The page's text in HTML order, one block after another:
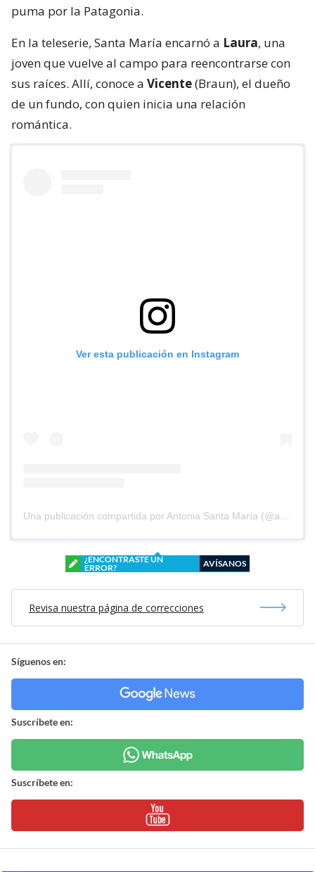
puma por la Patagonia.
En la teleserie, Santa María encarnó a Laura, una
joven que vuelve al campo para reencontrarse con
sus raíces. Allí, conoce a Vicente(Braun), el dueño
de un fundo, con quien inicia una relación
romántica.
Ver esta publicación en Instagram
¿ENCONTRASTE UN
ERROR?
AVÍSANOS
Revisa nuestra página de correcciones
Síguenos en:
Suscríbete en:
Suscríbete en: